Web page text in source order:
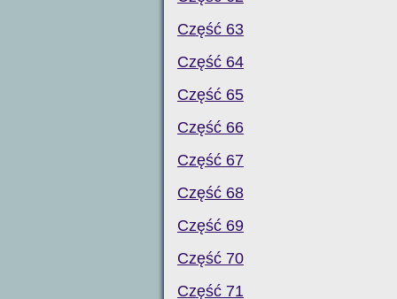
Część 63
Część 64
Część 65
Część 66
Część 67
Część 68
Część 69
Część 70
Część 71